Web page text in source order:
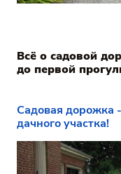
Всё о садовой
до первой
Садовая дорожка
дачного участка!